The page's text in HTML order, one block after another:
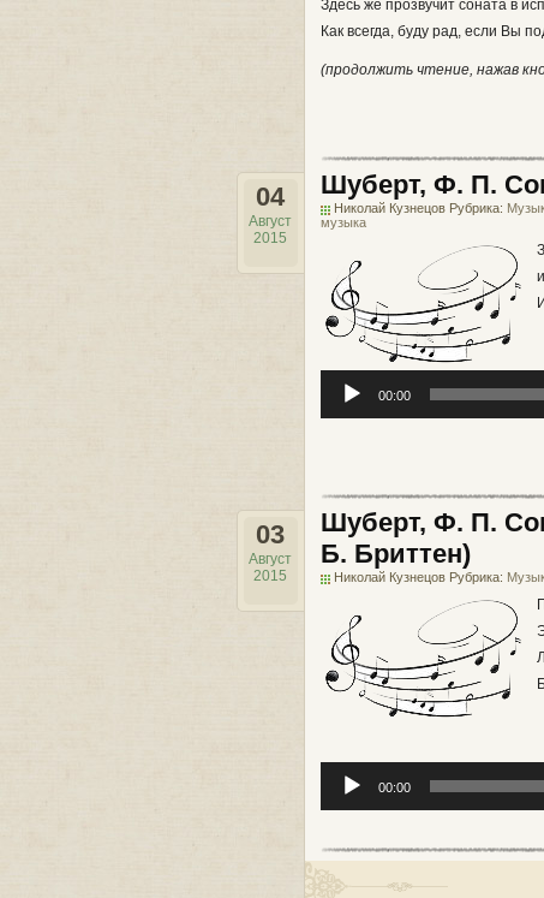
Здесь же прозвучит соната в
Как всегда, буду рад, если Вы
(продолжить чтение, нажав
Шуберт, Ф. П.
Николай Кузнецов Рубрика:
музыка
04
Август
2015
00:00
Шуберт, Ф. П.
Б. Бриттен)
Николай Кузнецов Рубрика:
03
Август
2015
Аудиоплеер
00:00